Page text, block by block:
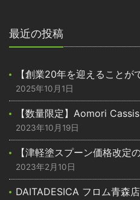
最近の投稿
【創業20年を迎えることが
2025年10月1日
【数量限定】Aomori
2023年10月19日
【津軽塗スプーン価格改定
2023年2月10日
DAITADESICA フロム青森